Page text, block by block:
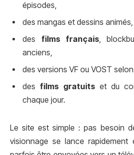
épisodes,
des mangas et dessins animés,
des films français,
anciens,
des versions VF ou VOST
desfilms gratuitset du
chaque jour.
Le site est simple : pas besoin
visionnage se lance rapidement